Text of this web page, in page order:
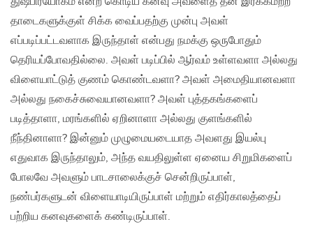
தாடைகளுக்குள் சிக்க வைப்பதற்கு முன்பு அவள்
எப்படிப்பட்டவளாக இருந்தாள் என்பது நமக்கு ஒருபோதும்
தெரியப்போவதில்லை. அவள் படிப்பில் ஆர்வம் உள்ளவளா அல்லது
விளையாட்டுத் குணம் கொண்டவளா? அவள் அமைதியானவளா
அல்லது நகைச்சுவையானவளா? அவள் புத்தகங்களைப்
படித்தாளா, மரங்களில் ஏறினாளா அல்லது குளங்களில்
நீந்தினாளா? இன்னும் முழுமையடையாத அவளது இயல்பு
எதுவாக இருந்தாலும், அந்த வயதிலுள்ள ஏனைய சிறுமிகளைப்
போலவே அவளும் பாடசாலைக்குச் சென்றிருப்பாள்,
நண்பர்களுடன் விளையாடியிருப்பாள் மற்றும் எதிர்காலத்தைப்
பற்றிய கனவுகளைக் கண்டிருப்பாள்.